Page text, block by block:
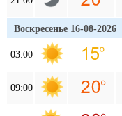
Воскресенье 16-08-2026
03:00
09:00